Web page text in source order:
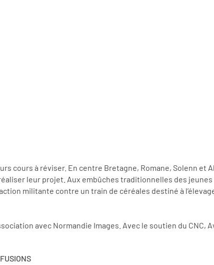
cours à réviser. En centre Bretagne, Romane, Solenn et
leur projet. Aux embûches traditionnelles des jeunes
militante contre un train de céréales destiné à
avec Normandie Images. Avec le soutien du CNC,